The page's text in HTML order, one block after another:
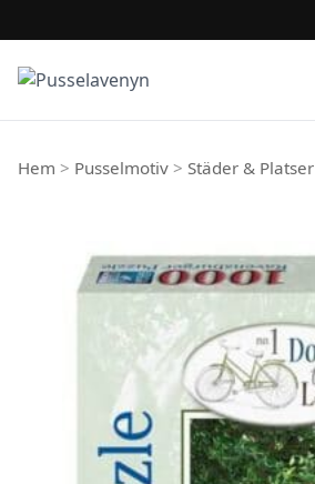
Hoppa till innehåll
Hem > Pusselmotiv > Städer & Platser